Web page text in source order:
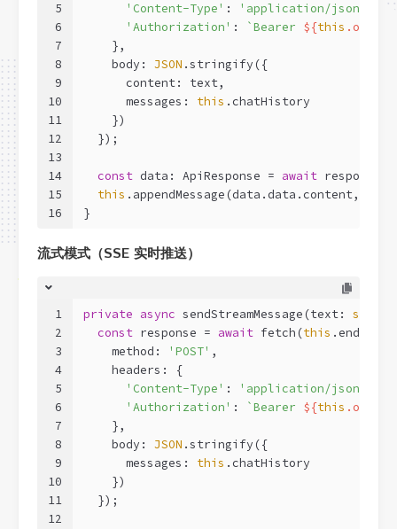
5
6
7
8
9
10
11
12
13
14
15
16
'Content-Type' : 'application/json'
'Authorization' : `Bearer ${this
    },
    body:
JSON .stringify({
      content: text,
      messages:
this .chatHistory
    })
  });
const data: ApiResponse = await
this .appendMessage(data.data.content,
}
流式模式（SSE 实时推送）
1
2
3
4
5
6
7
8
9
10
11
12
private async sendStreamMessage(text: string
const response = await fetch(this
    method:
'POST' ,
    headers: {
'Content-Type' : 'application/json'
'Authorization' : `Bearer ${this
    },
    body:
JSON .stringify({
      messages:
this .chatHistory
    })
  });